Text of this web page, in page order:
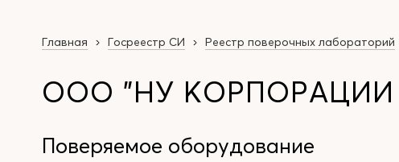
Главная Госреестр СИ Реестр поверочных лабораторий
ООО "НУ КОРПОРАЦИИ
Поверяемое оборудование